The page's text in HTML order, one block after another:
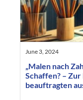
June 3, 2024
„Malen nach
Schaffen? –
beauftragten